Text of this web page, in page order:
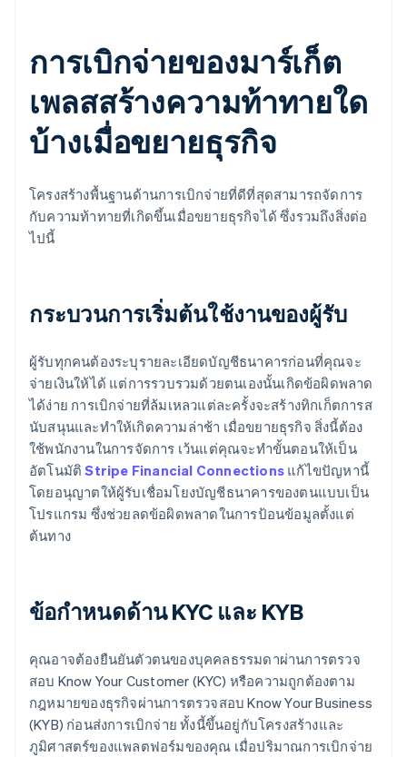
การเบิกจ่ายของมาร์เก็ต
เพลสสร้างความท้าทายใด
บ้างเมื่อขยายธุรกิจ
โครงสร้างพื้นฐานด้านการเบิกจ่ายที่ดีที่สุดสามารถจัดการ
กับความท้าทายที่เกิดขึ้นเมื่อขยายธุรกิจได้ ซึ่งรวมถึงสิ่งต่อ
ไปนี้
กระบวนการเริ่มต้นใช้งานของผู้รับ
ผู้รับทุกคนต้องระบุรายละเอียดบัญชีธนาคารก่อนที่คุณจะ
จ่ายเงินให้ได้ แต่การรวบรวมด้วยตนเองนั้นเกิดข้อผิดพลาด
ได้ง่าย การเบิกจ่ายที่ล้มเหลวแต่ละครั้งจะสร้างทิกเก็ตการส
นับสนุนและทำให้เกิดความล่าช้า เมื่อขยายธุรกิจ สิ่งนี้ต้อง
ใช้พนักงานในการจัดการ เว้นแต่คุณจะทำขั้นตอนให้เป็น
อัตโนมัติStripe Financial Connections แก้ไขปัญหานี้
โดยอนุญาตให้ผู้รับเชื่อมโยงบัญชีธนาคารของตนแบบเป็น
โปรแกรม ซึ่งช่วยลดข้อผิดพลาดในการป้อนข้อมูลตั้งแต่
ต้นทาง
ข้อกำหนดด้าน KYC และ KYB
คุณอาจต้องยืนยันตัวตนของบุคคลธรรมดาผ่านการตรวจ
สอบ Know Your Customer (KYC) หรือความถูกต้องตาม
กฎหมายของธุรกิจผ่านการตรวจสอบ Know Your Business
(KYB) ก่อนส่งการเบิกจ่าย ทั้งนี้ขึ้นอยู่กับโครงสร้างและ
ภูมิศาสตร์ของแพลตฟอร์มของคุณ เมื่อปริมาณการเบิกจ่าย